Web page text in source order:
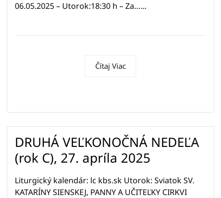
06.05.2025 – Utorok:18:30 h – Za…...
Čítaj Viac
DRUHÁ VEĽKONOČNÁ NEDEĽA
(rok C), 27. apríla 2025
Liturgický kalendár: lc kbs.sk Utorok: Sviatok SV.
KATARÍNY SIENSKEJ, PANNY A UČITEĽKY CIRKVI